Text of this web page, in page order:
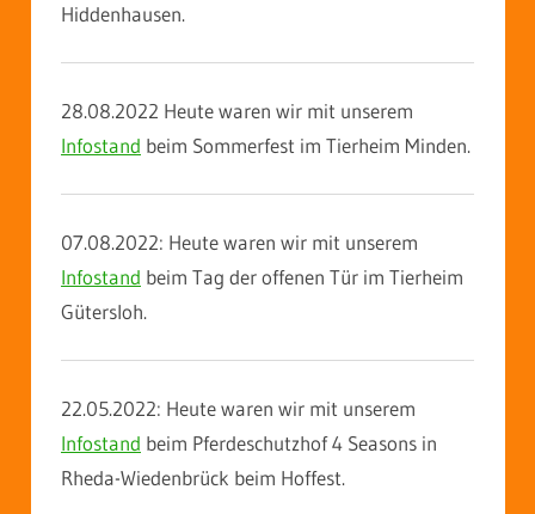
Hiddenhausen.
28.08.2022 Heute waren wir mit unserem
Infostand beim Sommerfest im Tierheim Minden.
07.08.2022: Heute waren wir mit unserem
Infostand beim Tag der offenen Tür im Tierheim
Gütersloh.
22.05.2022: Heute waren wir mit unserem
Infostand beim Pferdeschutzhof 4 Seasons in
Rheda-Wiedenbrück beim Hoffest.